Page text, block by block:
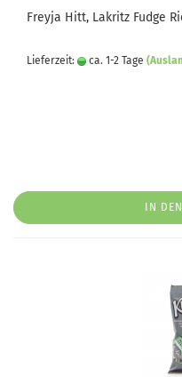
Freyja Hitt, Lakritz Fudge
Lieferzeit: ca. 1-2 Tage
IN